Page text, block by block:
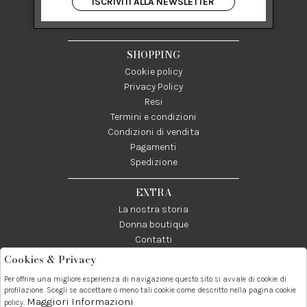
84122 Salerno Italia
P IVA 03024950655
SHOPPING
Cookie policy
Privacy Policy
Resi
Termini e condizioni
Condizioni di vendita
Pagamenti
Spedizione
EXTRA
La nostra storia
Donna boutique
Contatti
Telefono:
089237858
Whatsapp:
3338855601
Contatti:
info@donna1981.it
Cookies & Privacy
Per offrire una migliore esperienza di navigazione questo sito si avvale di cookie di
profilazione. Scegli se accettare o meno tali cookie come descritto nella pagina cookie
policy. Maggiori Informazioni